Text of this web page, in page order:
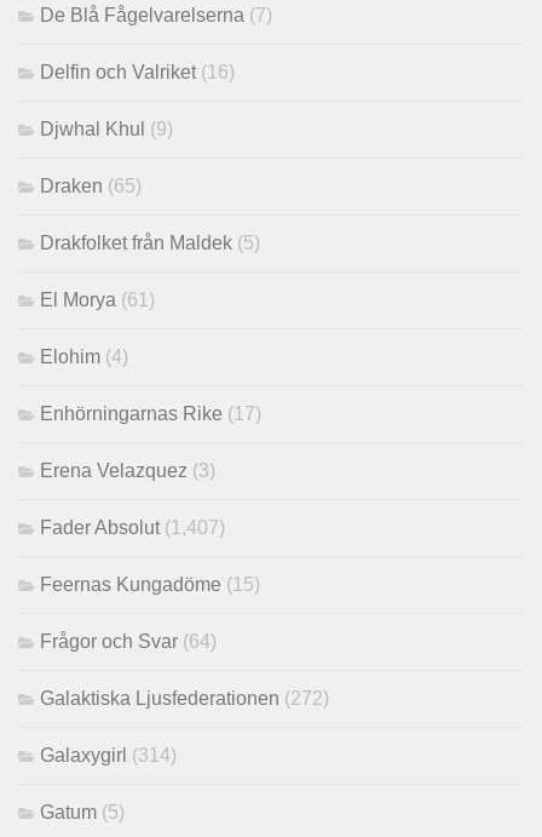
De Blå Fågelvarelserna (7)
Delfin och Valriket (16)
Djwhal Khul (9)
Draken (65)
Drakfolket från Maldek (5)
El Morya (61)
Elohim (4)
Enhörningarnas Rike (17)
Erena Velazquez (3)
Fader Absolut (1,407)
Feernas Kungadöme (15)
Frågor och Svar (64)
Galaktiska Ljusfederationen (272)
Galaxygirl (314)
Gatum (5)